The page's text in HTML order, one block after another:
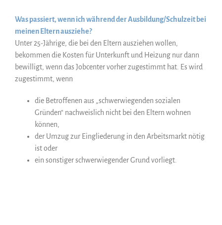
Was passiert, wenn ich während der Ausbildung/Schulzeit bei
meinen Eltern ausziehe?
Unter 25-Jährige, die bei den Eltern ausziehen wollen,
bekommen die Kosten für Unterkunft und Heizung nur dann
bewilligt, wenn das Jobcenter vorher zugestimmt hat. Es wird
zugestimmt, wenn
die Betroffenen aus „schwerwiegenden sozialen
Gründen“ nachweislich nicht bei den Eltern wohnen
können,
der Umzug zur Eingliederung in den Arbeitsmarkt nötig
ist oder
ein sonstiger schwerwiegender Grund vorliegt.